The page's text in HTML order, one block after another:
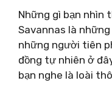
Những gì bạn nhìn
Savannas là
những người tiên
đồng tự nhiên ở
bạn nghe là loài